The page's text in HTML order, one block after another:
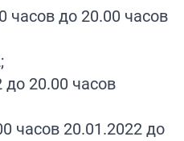
до 20.00 часов
до 20.00 часов
часов 20.01.2022 до